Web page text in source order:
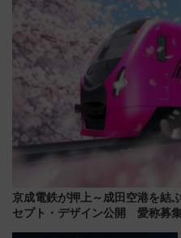
京成電鉄が押上～成田空港を結
セプト・デザイン公開 愛称募